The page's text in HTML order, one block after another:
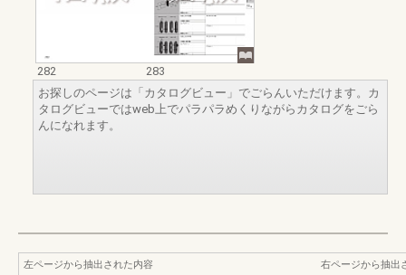
282
283
お探しのページは「カタログビュー」でごらんいただけます。カ
タログビューではweb上でパラパラめくりながらカタログをごら
んになれます。
左ページから抽出された内容
右ページから抽出